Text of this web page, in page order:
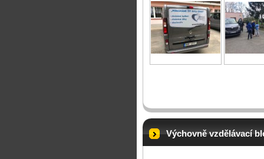
Výchovně vzdělávací